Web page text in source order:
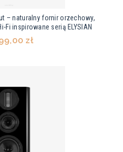
– naturalny fornir orzechowy,
inspirowane serią ELYSIAN
zł